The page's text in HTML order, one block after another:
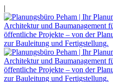
|